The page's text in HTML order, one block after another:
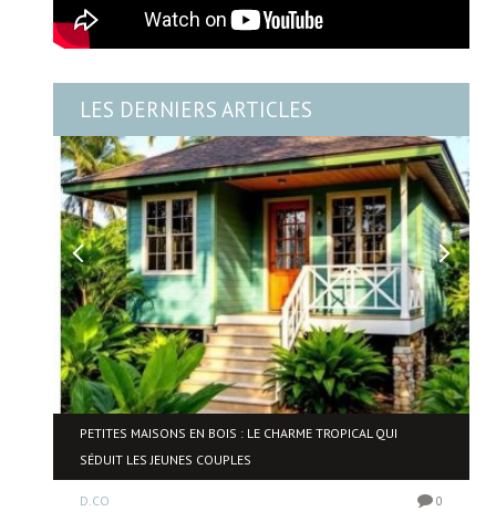
LES DERNIERS ARTICLES
PETITES MAISONS EN BOIS : LE CHARME TROPICAL QUI
SÉDUIT LES JEUNES COUPLES
D.CO 0